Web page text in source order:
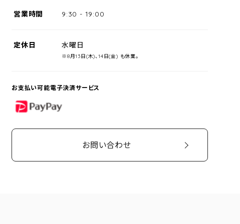
営業時間 9:30 - 19:00
定休日 水曜日
※8月13日(木)、14日(金) も休業。
お支払い可能電子決済サービス
PayPay
お問い合わせ